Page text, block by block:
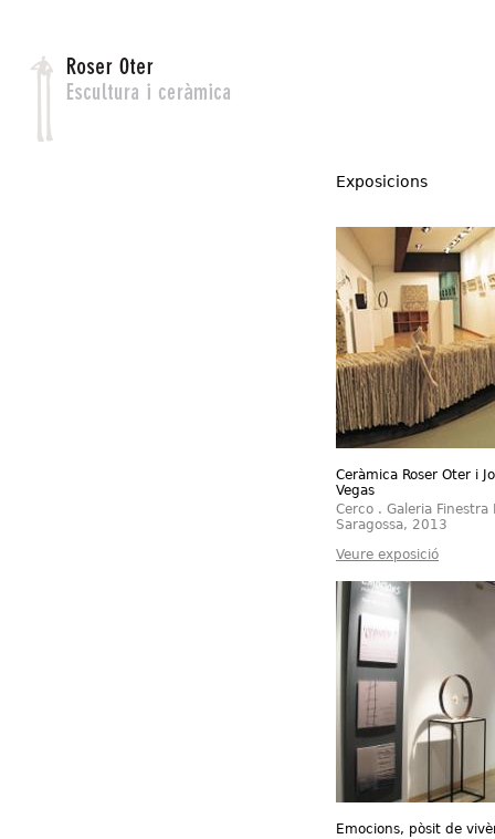
Exposicions
Ceràmica Roser Oter i
Vegas
Cerco . Galeria Finestra
Saragossa, 2013
Veure exposició
Emocions, pòsit de